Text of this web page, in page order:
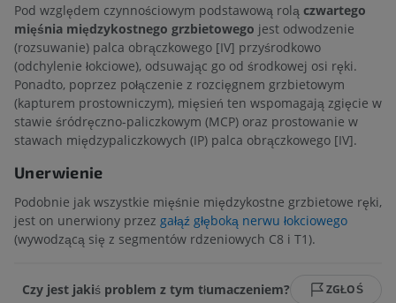
Pod względem czynnościowym podstawową rolą czwartego
mięśnia międzykostnego grzbietowego jest odwodzenie
(rozsuwanie) palca obrączkowego [IV] przyśrodkowo
(odchylenie łokciowe), odsuwając go od środkowej osi ręki.
Ponadto, poprzez połączenie z rozcięgnem grzbietowym
(kapturem prostowniczym), mięsień ten wspomagają zgięcie w
stawie śródręczno-paliczkowym (MCP) oraz prostowanie w
stawach międzypaliczkowych (IP) palca obrączkowego [IV].
Unerwienie
Podobnie jak wszystkie mięśnie międzykostne grzbietowe ręki,
jest on unerwiony przez gałąź głęboką nerwu łokciowego
(wywodzącą się z segmentów rdzeniowych C8 i T1).
Czy jest jakiś problem z tym tłumaczeniem? ZGŁOŚ